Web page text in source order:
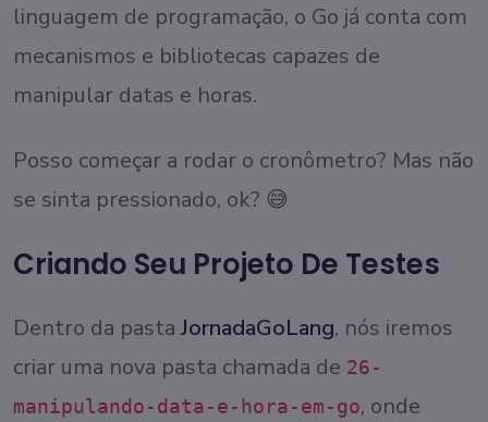
linguagem de programação, o Go já conta com
mecanismos e bibliotecas capazes de
manipular datas e horas.
Posso começar a rodar o cronômetro? Mas não
se sinta pressionado, ok? 😅
Criando Seu Projeto De Testes
Dentro da pasta JornadaGoLang, nós iremos
criar uma nova pasta chamada de 26-
manipulando-data-e-hora-em-go, onde